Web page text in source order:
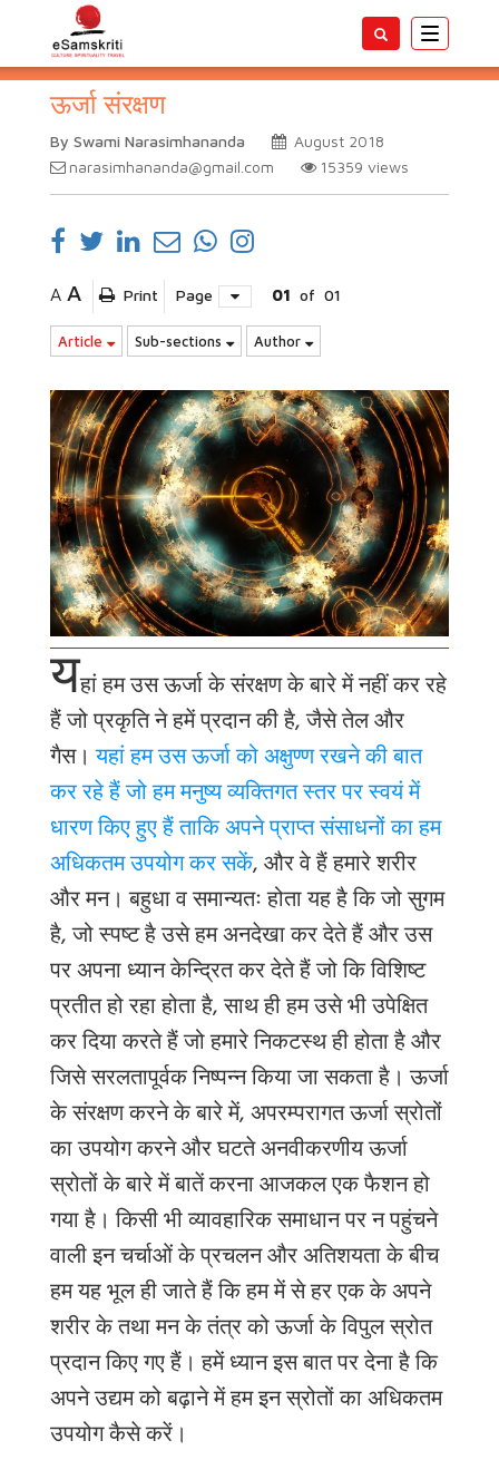
Toggle
ऊर्जा संरक्षण
By Swami Narasimhananda
August 2018
narasimhananda@gmail.com
15359 views
A A Print Page 01 of 01
Article Sub-sections Author
यहां हम उस ऊर्जा के संरक्षण के बारे में नहीं कर रहे
हैं जो प्रकृति ने हमें प्रदान की है, जैसे तेल और
गैस।यहां हम उस ऊर्जा को अक्षुण्ण रखने की बात
कर रहे हैं जो हम मनुष्य व्यक्तिगत स्तर पर स्वयं में
धारण किए हुए हैं ताकि अपने प्राप्त संसाधनों का हम
अधिकतम उपयोग कर सकें, और वे हैं हमारे शरीर
और मन। बहुधा व समान्यतः होता यह है कि जो सुगम
है, जो स्पष्ट है उसे हम अनदेखा कर देते हैं और उस
पर अपना ध्यान केन्द्रित कर देते हैं जो कि विशिष्ट
प्रतीत हो रहा होता है, साथ ही हम उसे भी उपेक्षित
कर दिया करते हैं जो हमारे निकटस्थ ही होता है और
जिसे सरलतापूर्वक निष्पन्न किया जा सकता है। ऊर्जा
के संरक्षण करने के बारे में, अपरम्परागत ऊर्जा स्रोतों
का उपयोग करने और घटते अनवीकरणीय ऊर्जा
स्रोतों के बारे में बातें करना आजकल एक फैशन हो
गया है। किसी भी व्यावहारिक समाधान पर न पहुंचने
वाली इन चर्चाओं के प्रचलन और अतिशयता के बीच
हम यह भूल ही जाते हैं कि हम में से हर एक के अपने
शरीर के तथा मन के तंत्र को ऊर्जा के विपुल स्रोत
प्रदान किए गए हैं। हमें ध्यान इस बात पर देना है कि
अपने उद्यम को बढ़ाने में हम इन स्रोतों का अधिकतम
उपयोग कैसे करें।